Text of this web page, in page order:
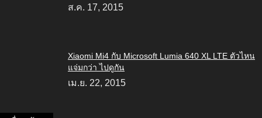
ส.ค. 17, 2015
Xiaomi Mi4 กับ Microsoft Lumia 640 XL LTE ตัวไหน
แจ่มกว่า ไปดูกัน
เม.ย. 22, 2015